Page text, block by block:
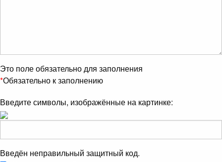
Это поле обязательно для заполнения
*Обязательно к заполнению
Введите символы, изображённые на картинке:
Введён неправильный защитный код.